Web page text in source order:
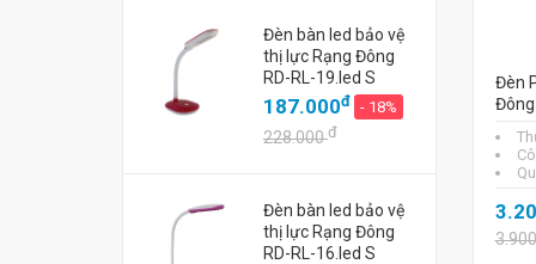
Đèn bàn led bảo vệ
thị lực Rạng Đông
RD-RL-19.led S
187.000đ - 18%
228.000đ
Đèn bàn led bảo vệ
thị lực Rạng Đông
RD-RL-16.led S
Đèn
Đông